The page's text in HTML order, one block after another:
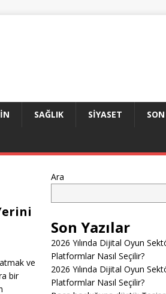
SAĞLIK SIYASET
ve
bir
Ara
Son Yazılar
2026 Yılında Dijital Oyun
Platformlar Nasıl Seçilir?
2026 Yılında Dijital Oyun
Platformlar Nasıl Seçilir?